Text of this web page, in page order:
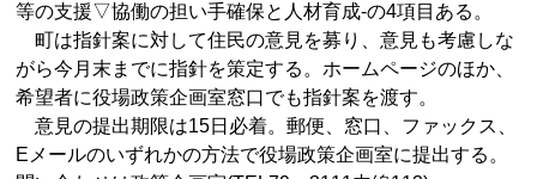
等の支援▽協働の担い手確保と人材育成-の4項目ある。
町は指針案に対して住民の意見を募り、意見も考慮しな
がら今月末までに指針を策定する。ホームページのほか、
希望者に役場政策企画室窓口でも指針案を渡す。
意見の提出期限は15日必着。郵便、窓口、ファックス、
Eメールのいずれかの方法で役場政策企画室に提出する。